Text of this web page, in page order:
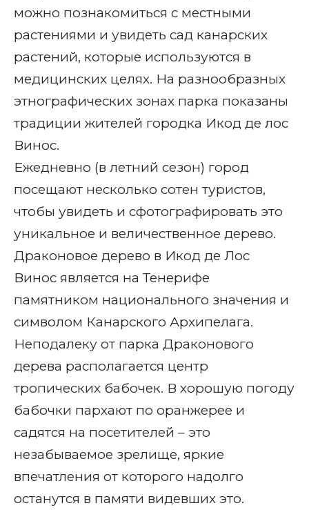
можно познакомиться с местными
растениями и увидеть сад канарских
растений, которые используются в
медицинских целях. На разнообразных
этнографических зонах парка показаны
традиции жителей городка Икод де лос
Винос.
Ежедневно (в летний сезон) город
посещают несколько сотен туристов,
чтобы увидеть и сфотографировать это
уникальное и величественное дерево.
Драконовое дерево в Икод де Лос
Винос является на Тенерифе
памятником национального значения и
символом Канарского Архипелага.
Неподалеку от парка Драконового
дерева располагается центр
тропических бабочек. В хорошую погоду
бабочки пархают по оранжерее и
садятся на посетителей – это
незабываемое зрелище, яркие
впечатления от которого надолго
останутся в памяти видевших это.